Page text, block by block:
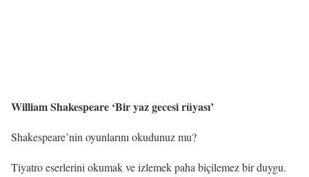
William Shakespeare ‘Bir yaz gecesi rüyası’
Shakespeare’nin oyunlarını okudunuz mu?
Tiyatro eserlerini okumak ve izlemek paha biçilemez bir duygu.